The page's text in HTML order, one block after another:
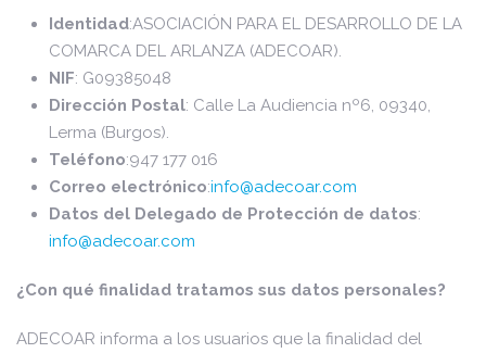
Identidad:ASOCIACIÓN PARA EL DESARROLLO DE LA
COMARCA DEL ARLANZA (ADECOAR).
NIF: G09385048
Dirección Postal: Calle La Audiencia nº6, 09340,
Lerma (Burgos).
Teléfono:947 177 016
Correo electrónico:info@adecoar.com
Datos del Delegado de Protección de datos:
info@adecoar.com
¿Con qué finalidad tratamos sus datos personales?
ADECOAR informa a los usuarios que la finalidad del